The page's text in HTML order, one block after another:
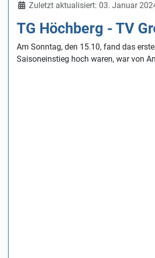
Zuletzt aktualisiert: 03. Januar
TG Höchberg - TV
Am Sonntag, den 15.10, fand das
Saisoneinstieg hoch waren, war von